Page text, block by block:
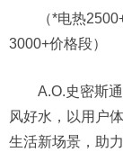
（*电热
3000+价格段）
A.O.史密斯
风好水，以用户
生活新场景，助